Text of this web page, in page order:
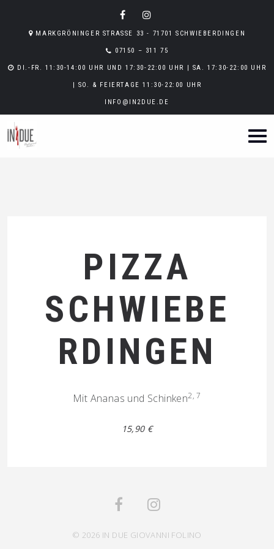
MARKGRÖNINGER STRASSE 33 - 71701 SCHWIEBERDINGEN
07150 – 311 75
DI.-FR. 11:30-14:00 UHR UND 17:30-22:00 UHR | SA. 17:30-22:00 UHR
| SO. & FEIERTAGE 11:30-22:00 UHR
INFO@IN2DUE.DE
PIZZA
SCHWIEBE
RDINGEN
Mit Ananas und Schinken2, 7
15,90 €
© 2026 IN DUE GIOVANNI FOLINO